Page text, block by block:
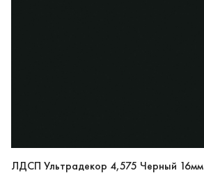
ЛДСП Ультрадекор 4,575 Черный 16мм